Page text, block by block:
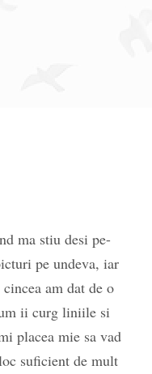
ma stiu desi pe-
pe undeva, iar
am dat de o
ii curg liniile si
placea mie sa vad
suficient de mult